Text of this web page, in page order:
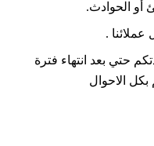
أو الحوادث.
عملائنا .
حتي بعد انتهاء فترة